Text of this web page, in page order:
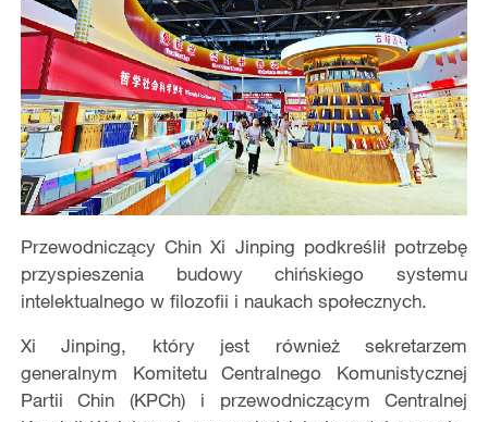
Przewodniczący Chin Xi Jinping podkreślił potrzebę
przyspieszenia budowy chińskiego systemu
intelektualnego w filozofii i naukach społecznych.
Xi Jinping, który jest również sekretarzem
generalnym Komitetu Centralnego Komunistycznej
Partii Chin (KPCh) i przewodniczącym Centralnej